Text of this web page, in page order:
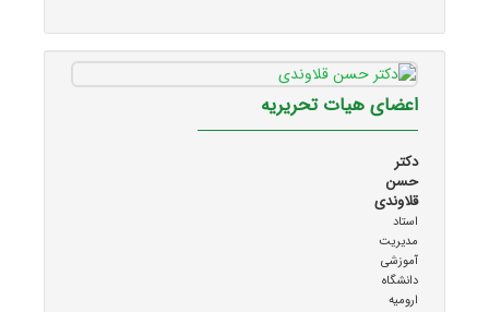
اعضای هیات تحریریه
دکتر
حسن
قلاوندی
استاد
مدیریت
آموزشی
دانشگاه
ارومیه